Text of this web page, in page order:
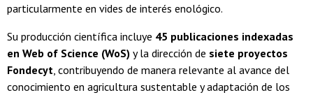
particularmente en vides de interés enológico.
Su producción científica incluye 45 publicaciones indexadas
en Web of Science (WoS) y la dirección de siete proyectos
Fondecyt, contribuyendo de manera relevante al avance del
conocimiento en agricultura sustentable y adaptación de los